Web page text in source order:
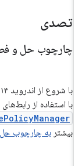
تصدی
چارچوب حل و
با استفاده از رابط‌های
بیشتربه چارچوب حل